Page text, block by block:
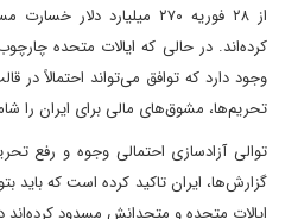
از ۲۸ فوریه ۲۷۰ میلیارد
کرده‌اند. در حالی که ایالات متحده
وجود دارد که توافق می‌تواند احتمالاً
تحریم‌ها، مشوق‌های مالی برای ایران را
توالی آزادسازی احتمالی وجوه و رفع
ایالات متحده و متحدانش مسدود کرده‌اند